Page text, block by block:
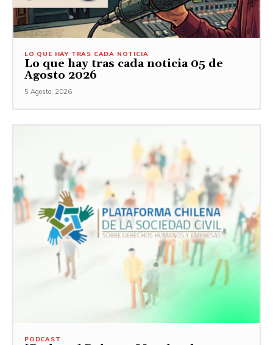
LO QUE HAY TRAS CADA NOTICIA
Lo que hay tras cada noticia 05 de
Agosto 2026
5 Agosto, 2026
PODCAST